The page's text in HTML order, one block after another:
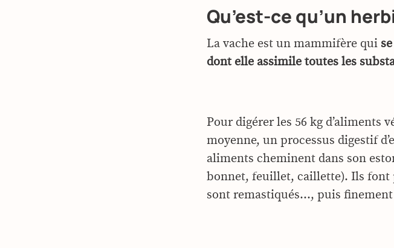
Qu’est-ce qu’un
La vache est un mammifère qui
dont elle assimile toutes les
Pour digérer les 56 kg d’aliments
moyenne, un processus digestif
aliments cheminent dans son
bonnet, feuillet, caillette). Ils font
sont remastiqués…, puis finement